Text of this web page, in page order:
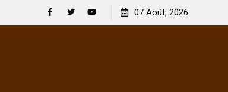
[France-Présidentielle 2027] Les enjeux de
souveraineté démocratique sévèrement touchés ?
07 Août, 2026